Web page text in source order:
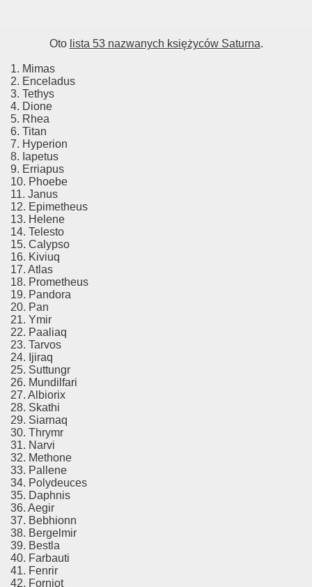
Oto lista 53 nazwanych księżyców Saturna.
1. Mimas
2. Enceladus
3. Tethys
4. Dione
5. Rhea
6. Titan
7. Hyperion
8. Iapetus
9. Erriapus
10. Phoebe
11. Janus
12. Epimetheus
13. Helene
14. Telesto
15. Calypso
16. Kiviuq
17. Atlas
18. Prometheus
19. Pandora
20. Pan
21. Ymir
22. Paaliaq
23. Tarvos
24. Ijiraq
25. Suttungr
26. Mundilfari
27. Albiorix
28. Skathi
29. Siarnaq
30. Thrymr
31. Narvi
32. Methone
33. Pallene
34. Polydeuces
35. Daphnis
36. Aegir
37. Bebhionn
38. Bergelmir
39. Bestla
40. Farbauti
41. Fenrir
42. Fornjot